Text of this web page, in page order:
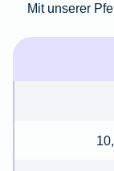
Mit unserer